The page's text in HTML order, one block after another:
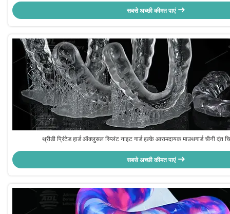
सबसे अच्छी कीमत पाएं
थ्रीडी प्रिंटेड हार्ड ऑक्लुसल स्प्लिंट नाइट गार्ड हल्के आरामदायक माउथगार्ड चीनी दंत
सबसे अच्छी कीमत पाएं